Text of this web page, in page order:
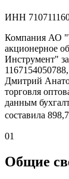
ИНН
Компания АО
акционерное
Инструмент"
Дмитрий
торговля
данным
составила
01
Общие